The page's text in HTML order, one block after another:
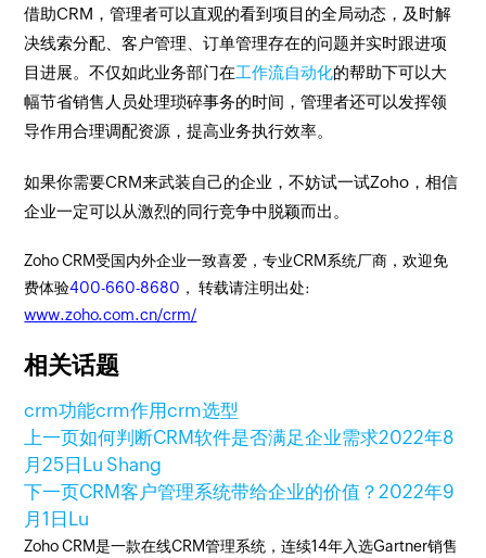
借助CRM，管理者可以直观的看到项目的全局动态，及时解
决线索分配、客户管理、订单管理存在的问题并实时跟进项
目进展。不仅如此业务部门在工作流自动化的帮助下可以大
幅节省销售人员处理琐碎事务的时间，管理者还可以发挥领
导作用合理调配资源，提高业务执行效率。
如果你需要CRM来武装自己的企业，不妨试一试Zoho，相信
企业一定可以从激烈的同行竞争中脱颖而出。
Zoho CRM受国内外企业一致喜爱，专业CRM系统厂商，欢迎免
费体验400-660-8680 ， 转载请注明出处:
www.zoho.com.cn/crm/
相关话题
crm功能crm作用crm选型
上一页如何判断CRM软件是否满足企业需求2022年8
月25日 Lu Shang
下一页CRM客户管理系统带给企业的价值？2022年9
月1日 Lu
Zoho CRM是一款在线CRM管理系统，连续14年入选Gartner销售